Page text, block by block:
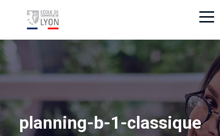
planning-b-1-classique